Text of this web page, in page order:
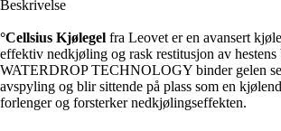
Beskrivelse
°Cellsius Kjølegel fra Leovet er en avansert
effektiv nedkjøling og rask restitusjon av
WATERDROP TECHNOLOGY binder gelen
avspyling og blir sittende på plass som en
forlenger og forsterker nedkjølingseffekten.